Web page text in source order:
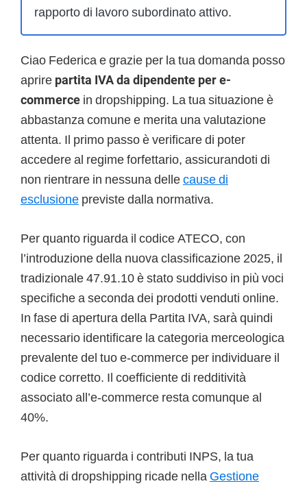
rapporto di lavoro subordinato attivo.
Ciao Federica e grazie per la tua domanda posso
aprire partita IVA da dipendente per e-
commerce in dropshipping. La tua situazione è
abbastanza comune e merita una valutazione
attenta. Il primo passo è verificare di poter
accedere al regime forfettario, assicurandoti di
non rientrare in nessuna dellecause di
esclusione previste dalla normativa.
Per quanto riguarda il codice ATECO, con
l’introduzione della nuova classificazione 2025, il
tradizionale 47.91.10 è stato suddiviso in più voci
specifiche a seconda dei prodotti venduti online.
In fase di apertura della Partita IVA, sarà quindi
necessario identificare la categoria merceologica
prevalente del tuo e-commerce per individuare il
codice corretto. Il coefficiente di redditività
associato all’e-commerce resta comunque al
40%.
Per quanto riguarda i contributi INPS, la tua
attività di dropshipping ricade nella Gestione